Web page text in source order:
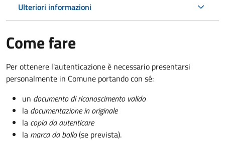
Ulteriori informazioni
Come fare
Per ottenere l'autenticazione è necessario presentarsi
personalmente in Comune portando con sé:
un documento di riconoscimento valido
la documentazione in originale
la copia da autenticare
la marca da bollo(se prevista).